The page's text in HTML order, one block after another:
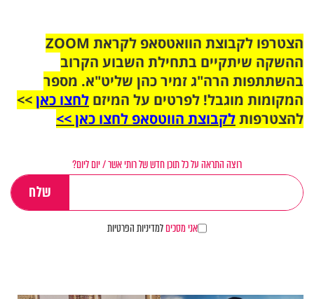
הצטרפו לקבוצת הוואטסאפ לקראת ZOOM
ההשקה שיתקיים בתחילת השבוע הקרוב
בהשתתפות הרה"ג זמיר כהן שליט"א. מספר
המקומות מוגבל! לפרטים על המיזם לחצו כאן>>
להצטרפותלקבוצת הווטסאפ לחצו כאן >>
רוצה התראה על כל תוכן חדש של רותי אשר / יום ליום?
אני מסכיםלמדיניות הפרטיות